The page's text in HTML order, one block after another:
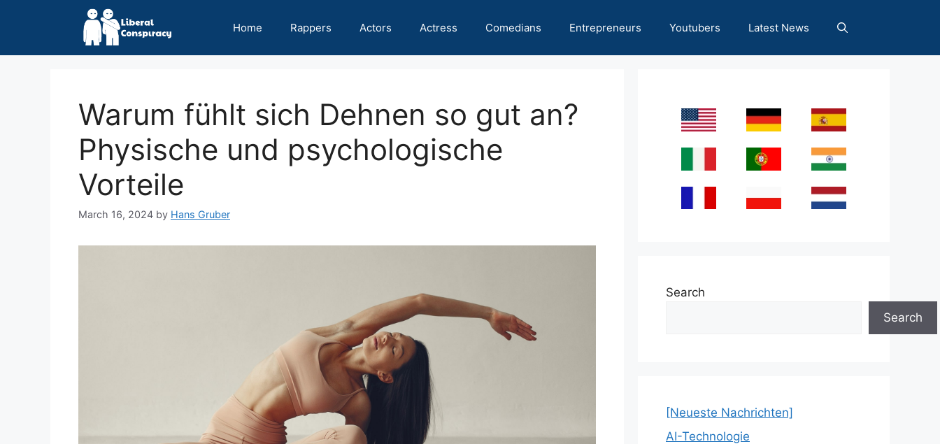
Home Rappers Actors Actress Comedians Entrepreneurs Youtubers Latest News
Warum fühlt sich Dehnen so gut an?
Physische und psychologische
Vorteile
March 16, 2024 by Hans Gruber
Search
Search
[Neueste Nachrichten]
AI-Technologie